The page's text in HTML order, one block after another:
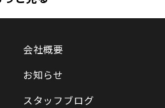
会社概要
お知らせ
スタッフブログ